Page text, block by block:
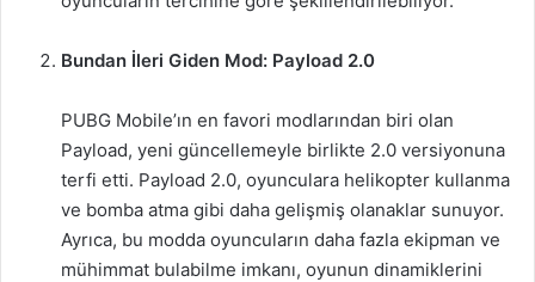
Bundan İleri Giden Mod: Payload 2.0
PUBG Mobile’ın en favori modlarından biri olan
Payload, yeni güncellemeyle birlikte 2.0 versiyonuna
terfi etti. Payload 2.0, oyunculara helikopter kullanma
ve bomba atma gibi daha gelişmiş olanaklar sunuyor.
Ayrıca, bu modda oyuncuların daha fazla ekipman ve
mühimmat bulabilme imkanı, oyunun dinamiklerini